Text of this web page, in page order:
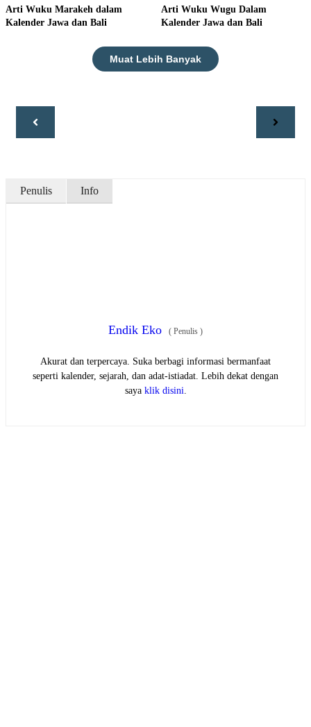
Arti Wuku Marakeh dalam
Kalender Jawa dan Bali
Arti Wuku Wugu Dalam
Kalender Jawa dan Bali
Muat Lebih Banyak
Penulis Info
Endik Eko ( Penulis )
Akurat dan terpercaya. Suka berbagi informasi bermanfaat
seperti kalender, sejarah, dan adat-istiadat. Lebih dekat dengan
saya klik disini